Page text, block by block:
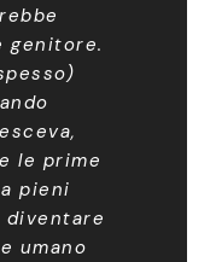
genitore.
le prime
pieni
umano